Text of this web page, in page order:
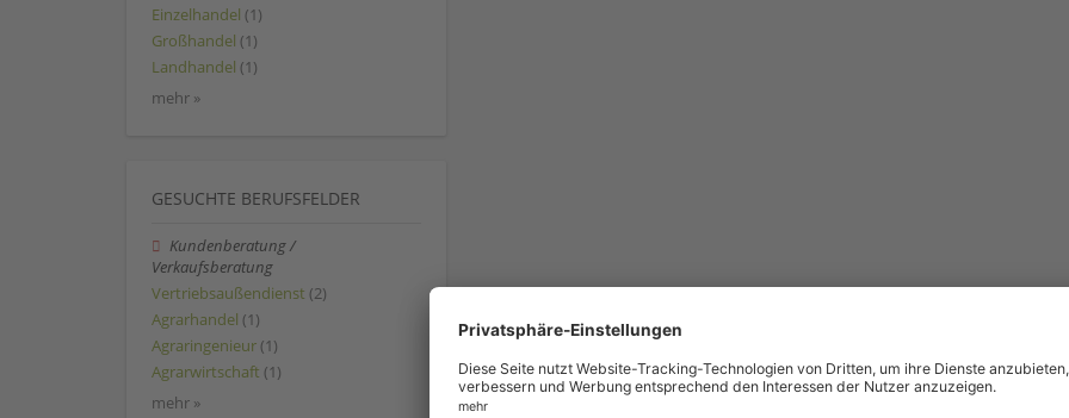
Einzelhandel (1)
Großhandel (1)
Landhandel (1)
mehr »
GESUCHTE BERUFSFELDER
Kundenberatung /
Verkaufsberatung
Vertriebsaußendienst (2)
Agrarhandel (1)
Agraringenieur (1)
Agrarwirtschaft (1)
mehr »